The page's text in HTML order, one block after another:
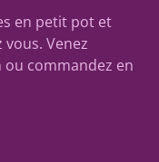
en petit pot et
Venez
commandez en